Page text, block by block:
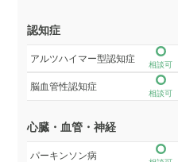
認知症
アルツハイマー型認知症
相談可
脳血管性認知症
相談可
心臓・血管・神経
パーキンソン病